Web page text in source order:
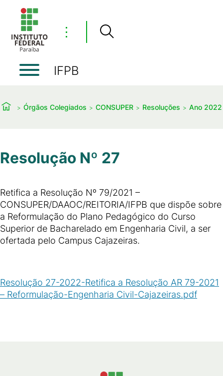
⋮
IFPB
Órgãos Colegiados CONSUPER Resoluções Ano 2022
Resolução Nº 27
Retifica a Resolução Nº 79/2021 –
CONSUPER/DAAOC/REITORIA/IFPB que dispõe sobre
a Reformulação do Plano Pedagógico do Curso
Superior de Bacharelado em Engenharia Civil, a ser
ofertada pelo Campus Cajazeiras.
Resolução 27-2022-Retifica a Resolução AR 79-2021
– Reformulação-Engenharia Civil-Cajazeiras.pdf